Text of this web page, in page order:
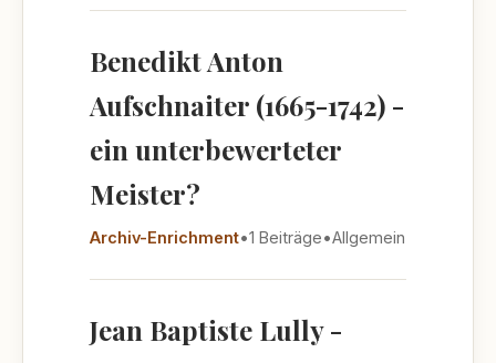
Benedikt Anton
Aufschnaiter (1665-1742) -
ein unterbewerteter
Meister?
Archiv-Enrichment•1 Beiträge•Allgemein
Jean Baptiste Lully -